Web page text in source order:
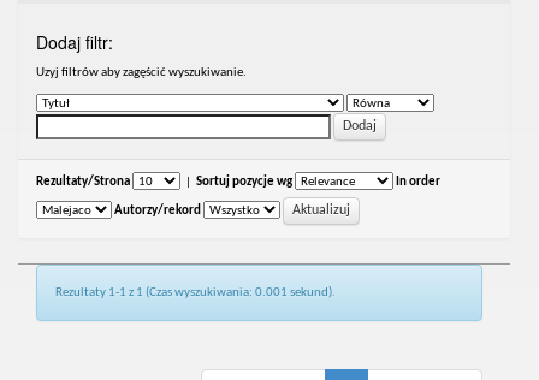
Dodaj filtr:
Uzyj filtrów aby zagęścić wyszukiwanie.
Rezultaty/Strona Sortuj pozycje wg In order
Autorzy/rekord
Rezultaty 1-1 z 1 (Czas wyszukiwania: 0.001 sekund).